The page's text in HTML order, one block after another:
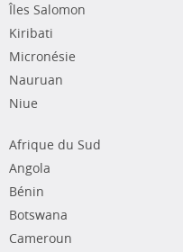
Îles Salomon
Kiribati
Micronésie
Nauruan
Niue
Afrique du Sud
Angola
Bénin
Botswana
Cameroun